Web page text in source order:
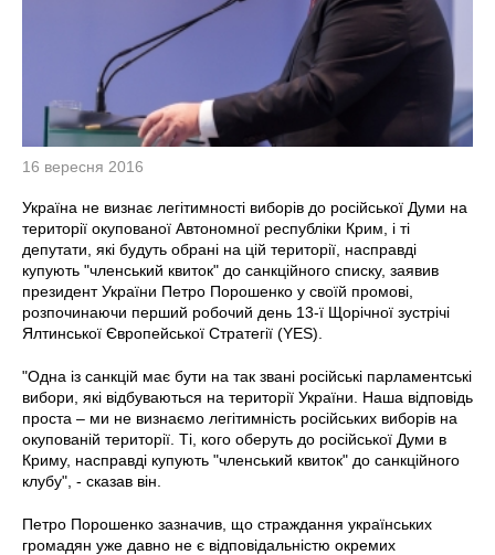
16 вересня 2016
Україна не визнає легітимності виборів до російської Думи на
території окупованої Автономної республіки Крим, і ті
депутати, які будуть обрані на цій території, насправді
купують "членський квиток" до санкційного списку, заявив
президент України Петро Порошенко у своїй промові,
розпочинаючи перший робочий день 13-ї Щорічної зустрічі
Ялтинської Європейської Стратегії (YES).
"Одна із санкцій має бути на так звані російські парламентські
вибори, які відбуваються на території України. Наша відповідь
проста – ми не визнаємо легітимність російських виборів на
окупованій території. Ті, кого оберуть до російської Думи в
Криму, насправді купують "членський квиток" до санкційного
клубу", - сказав він.
Петро Порошенко зазначив, що страждання українських
громадян уже давно не є відповідальністю окремих